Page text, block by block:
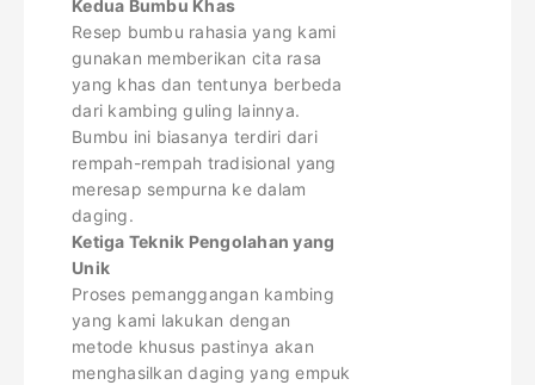
Kedua Bumbu Khas
Resep bumbu rahasia yang kami
gunakan memberikan cita rasa
yang khas dan tentunya berbeda
dari kambing guling lainnya.
Bumbu ini biasanya terdiri dari
rempah-rempah tradisional yang
meresap sempurna ke dalam
daging.
Ketiga Teknik Pengolahan yang
Unik
Proses pemanggangan kambing
yang kami lakukan dengan
metode khusus pastinya akan
menghasilkan daging yang empuk